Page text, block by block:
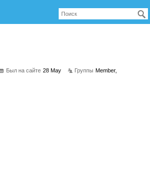
Был на сайте 28 May Группы Member,